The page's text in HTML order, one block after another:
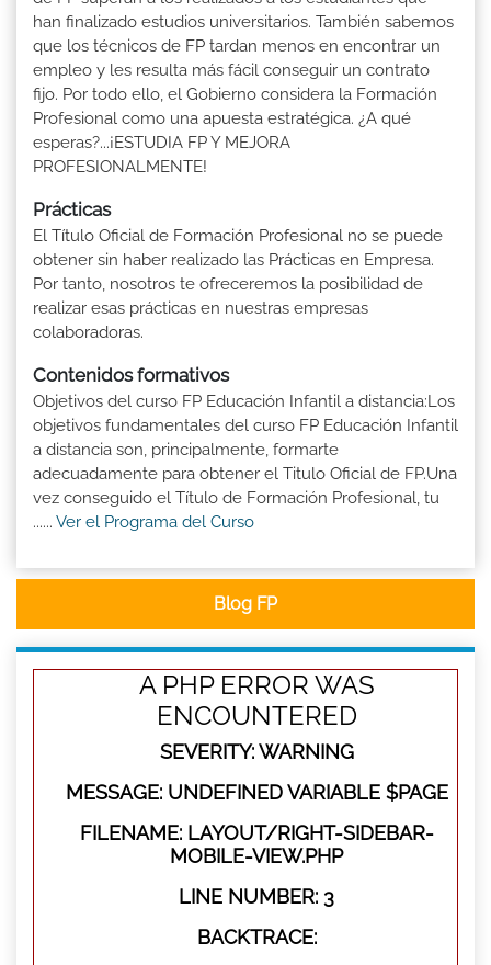
han finalizado estudios universitarios. También sabemos
que los técnicos de FP tardan menos en encontrar un
empleo y les resulta más fácil conseguir un contrato
fijo. Por todo ello, el Gobierno considera la Formación
Profesional como una apuesta estratégica. ¿A qué
esperas?...¡ESTUDIA FP Y MEJORA
PROFESIONALMENTE!
Prácticas
El Título Oficial de Formación Profesional no se puede
obtener sin haber realizado las Prácticas en Empresa.
Por tanto, nosotros te ofreceremos la posibilidad de
realizar esas prácticas en nuestras empresas
colaboradoras.
Contenidos formativos
Objetivos del curso FP Educación Infantil a distancia:Los
objetivos fundamentales del curso FP Educación Infantil
a distancia son, principalmente, formarte
adecuadamente para obtener el Titulo Oficial de FP.Una
vez conseguido el Título de Formación Profesional, tu
...... Ver el Programa del Curso
Blog FP
A PHP ERROR WAS
ENCOUNTERED
SEVERITY: WARNING
MESSAGE: UNDEFINED VARIABLE $PAGE
FILENAME: LAYOUT/RIGHT-SIDEBAR-
MOBILE-VIEW.PHP
LINE NUMBER: 3
BACKTRACE: